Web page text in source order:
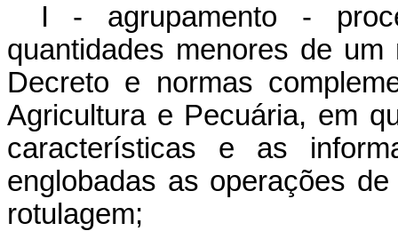
I - agrupamento -
quantidades menores de
Decreto e normas
Agricultura e Pecuária, em
características e as
englobadas as operações
rotulagem;